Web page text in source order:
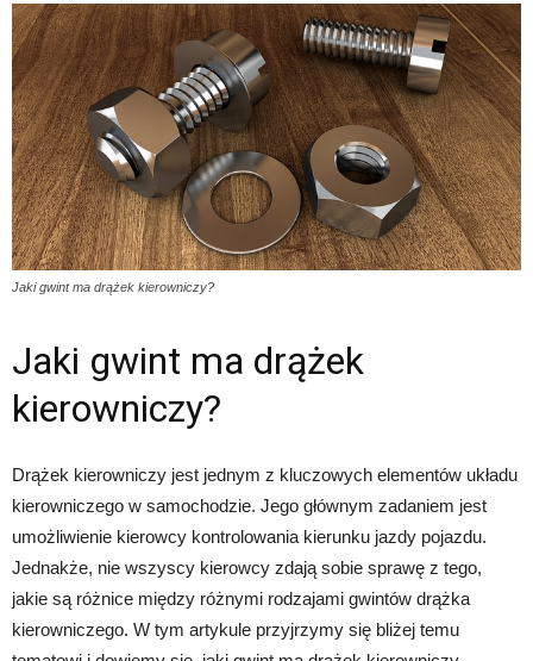
Jaki gwint ma drążek kierowniczy?
Jaki gwint ma drążek
kierowniczy?
Drążek kierowniczy jest jednym z kluczowych elementów układu
kierowniczego w samochodzie. Jego głównym zadaniem jest
umożliwienie kierowcy kontrolowania kierunku jazdy pojazdu.
Jednakże, nie wszyscy kierowcy zdają sobie sprawę z tego,
jakie są różnice między różnymi rodzajami gwintów drążka
kierowniczego. W tym artykule przyjrzymy się bliżej temu